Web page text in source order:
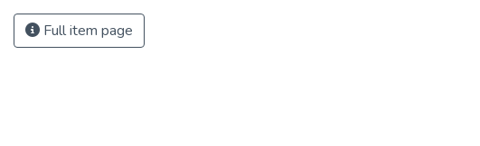
Full item page